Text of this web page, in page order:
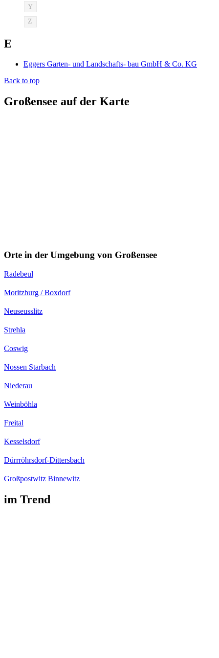
Y
Z
E
Eggers Garten- und Landschafts- bau GmbH & Co. KG
Back to top
Großensee auf der Karte
Orte in der Umgebung von Großensee
Radebeul
Moritzburg / Boxdorf
Neuseusslitz
Strehla
Coswig
Nossen Starbach
Niederau
Weinböhla
Freital
Kesselsdorf
Dürrröhrsdorf-Dittersbach
Großpostwitz Binnewitz
im Trend